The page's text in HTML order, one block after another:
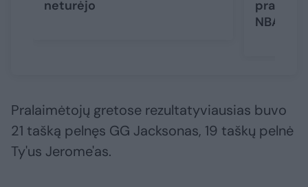
neturėjo
pratęsė
NBA
Pralaimėtojų gretose rezultatyviausias buvo
21 tašką pelnęs GG Jacksonas, 19 taškų pelnė
Ty'us Jerome'as.